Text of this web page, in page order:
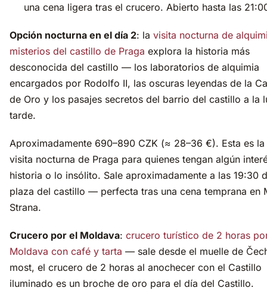
una cena ligera tras el crucero. Abierto hasta las
Opción nocturna en el día 2: la visita nocturna de
misterios del castillo de Praga explora la historia más
desconocida del castillo — los laboratorios de alquimia
encargados por Rodolfo II, las oscuras leyendas de la
de Oro y los pasajes secretos del barrio del castillo a la
tarde.
Aproximadamente 690–890 CZK (≈ 28–36 €). Esta es
visita nocturna de Praga para quienes tengan algún
historia o lo insólito. Sale aproximadamente a las 19:30
plaza del castillo — perfecta tras una cena temprana en
Strana.
Crucero por el Moldava: crucero turístico de 2 horas
Moldava con café y tarta — sale desde el muelle de
most, el crucero de 2 horas al anochecer con el Castillo
iluminado es un broche de oro para el día del Castillo.